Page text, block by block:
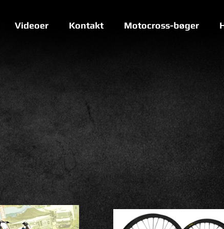
Videoer Kontakt Motocross-bøger